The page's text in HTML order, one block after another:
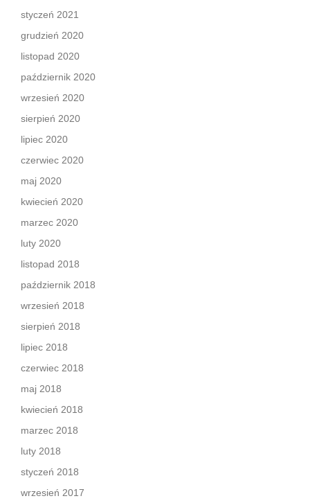
styczeń 2021
grudzień 2020
listopad 2020
październik 2020
wrzesień 2020
sierpień 2020
lipiec 2020
czerwiec 2020
maj 2020
kwiecień 2020
marzec 2020
luty 2020
listopad 2018
październik 2018
wrzesień 2018
sierpień 2018
lipiec 2018
czerwiec 2018
maj 2018
kwiecień 2018
marzec 2018
luty 2018
styczeń 2018
wrzesień 2017